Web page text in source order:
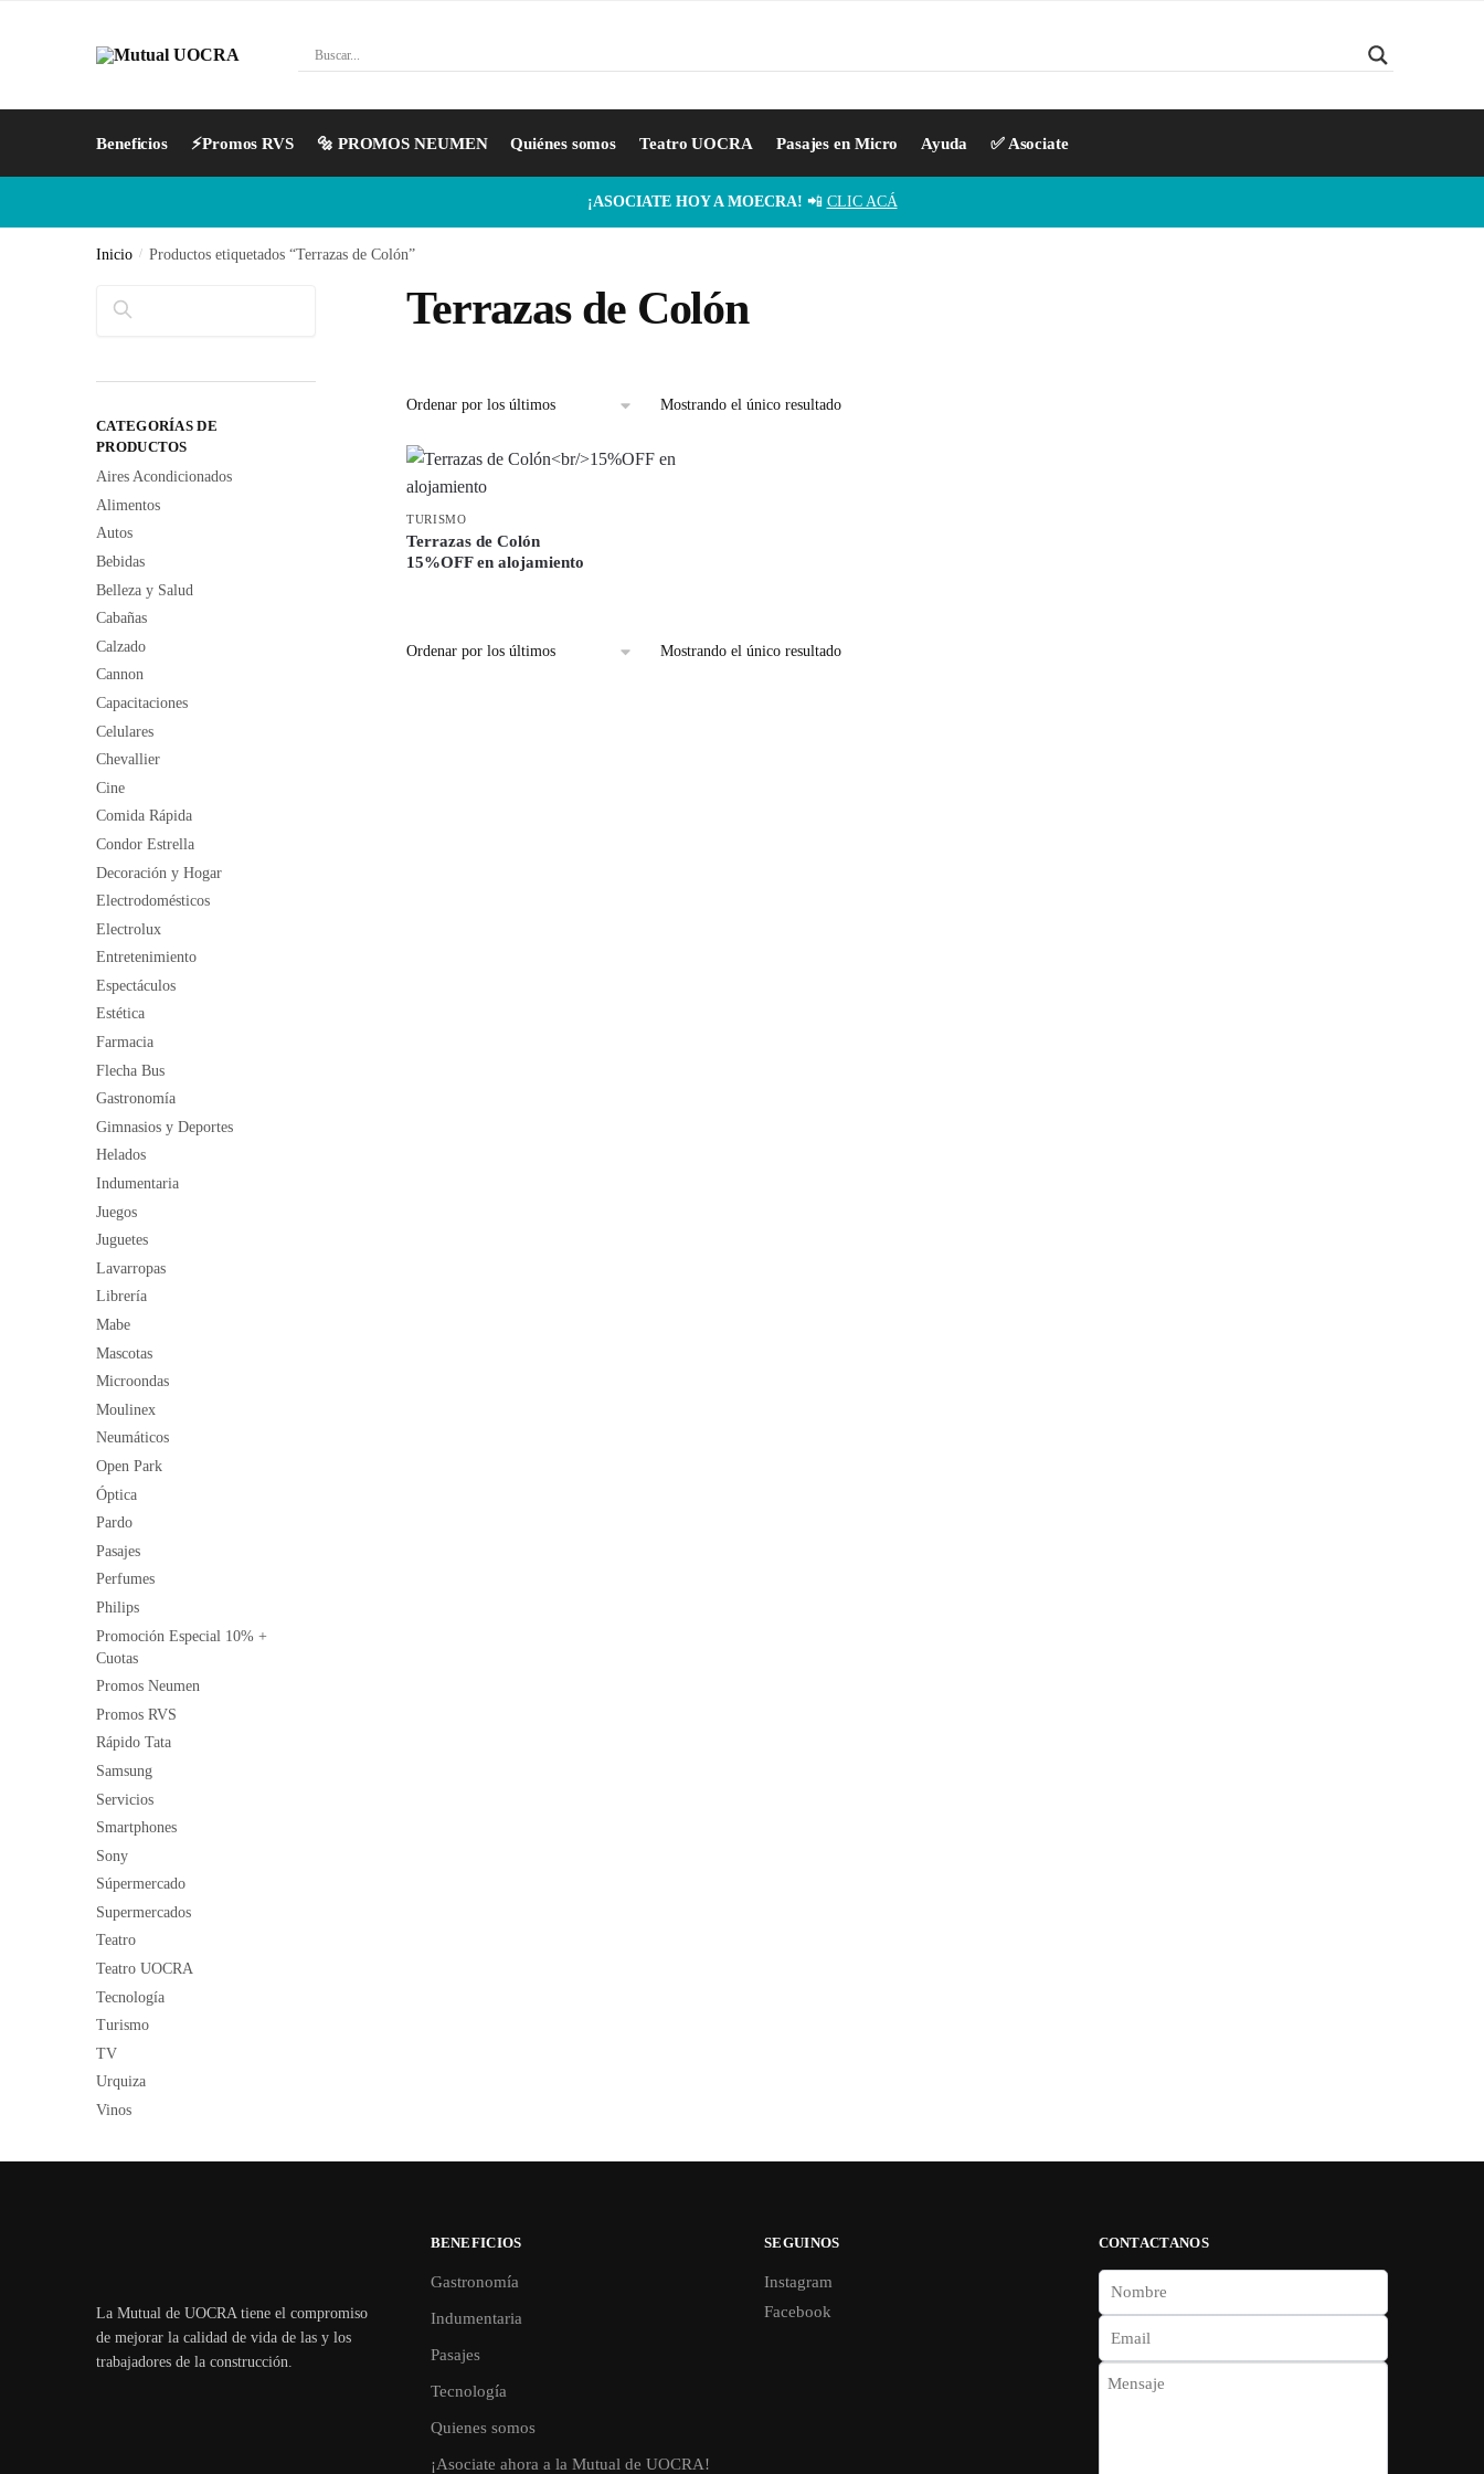
Beneficios ⚡Promos RVS 🔩 PROMOS NEUMEN Quiénes somos Teatro UOCRA Pasajes en Micro Ayuda ✅ Asociate
¡ASOCIATE HOY A MOECRA! 📲 CLIC ACÁ
Inicio / Productos etiquetados “Terrazas de Colón”
Terrazas de Colón
Mostrando el único resultado
TURISMO
Terrazas de Colón
15%OFF en alojamiento
Mostrando el único resultado
Buscar
CATEGORÍAS DE
PRODUCTOS
Aires Acondicionados
Alimentos
Autos
Bebidas
Belleza y Salud
Cabañas
Calzado
Cannon
Capacitaciones
Celulares
Chevallier
Cine
Comida Rápida
Condor Estrella
Decoración y Hogar
Electrodomésticos
Electrolux
Entretenimiento
Espectáculos
Estética
Farmacia
Flecha Bus
Gastronomía
Gimnasios y Deportes
Helados
Indumentaria
Juegos
Juguetes
Lavarropas
Librería
Mabe
Mascotas
Microondas
Moulinex
Neumáticos
Open Park
Óptica
Pardo
Pasajes
Perfumes
Philips
Promoción Especial 10% +
Cuotas
Promos Neumen
Promos RVS
Rápido Tata
Samsung
Servicios
Smartphones
Sony
Súpermercado
Supermercados
Teatro
Teatro UOCRA
Tecnología
Turismo
TV
Urquiza
Vinos
La Mutual de UOCRA tiene el compromiso
de mejorar la calidad de vida de las y los
trabajadores de la construcción.
BENEFICIOS
Gastronomía
Indumentaria
Pasajes
Tecnología
Quienes somos
¡Asociate ahora a la Mutual de UOCRA!
SEGUINOS
Instagram
Facebook
CONTACTANOS